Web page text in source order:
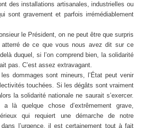
des installations artisanales, industrielles ou
sont gravement et parfois irrémédiablement
le Président, on ne peut être que surpris
de ce que vous nous avez dit sur ce
duquel, si l’on comprend bien, la solidarité
pas. C’est assez extravagant.
dommages sont mineurs, l’État peut venir
touchées. Si les dégâts sont vraiment
la solidarité nationale ne saurait s’exercer.
là quelque chose d’extrêmement grave,
qui requiert une démarche de notre
l’urgence, il est certainement tout à fait